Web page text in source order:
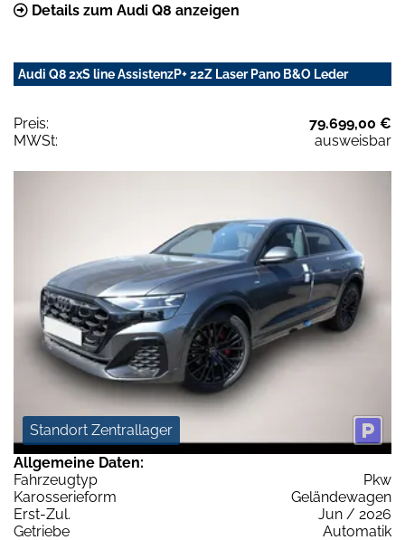
Details zum Audi Q8 anzeigen
Audi Q8 2xS line AssistenzP+ 22Z Laser Pano B&O Leder
Preis:
79.699,00 €
MWSt:
ausweisbar
Standort Zentrallager
Allgemeine Daten:
Fahrzeugtyp
Pkw
Karosserieform
Geländewagen
Erst-Zul.
Jun / 2026
Getriebe
Automatik